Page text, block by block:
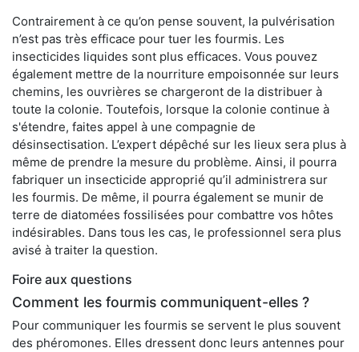
Contrairement à ce qu’on pense souvent, la pulvérisation
n’est pas très efficace pour tuer les fourmis. Les
insecticides liquides sont plus efficaces. Vous pouvez
également mettre de la nourriture empoisonnée sur leurs
chemins, les ouvrières se chargeront de la distribuer à
toute la colonie. Toutefois, lorsque la colonie continue à
s'étendre, faites appel à une compagnie de
désinsectisation. L’expert dépêché sur les lieux sera plus à
même de prendre la mesure du problème. Ainsi, il pourra
fabriquer un insecticide approprié qu’il administrera sur
les fourmis. De même, il pourra également se munir de
terre de diatomées fossilisées pour combattre vos hôtes
indésirables. Dans tous les cas, le professionnel sera plus
avisé à traiter la question.
Foire aux questions
Comment les fourmis communiquent-elles ?
Pour communiquer les fourmis se servent le plus souvent
des phéromones. Elles dressent donc leurs antennes pour